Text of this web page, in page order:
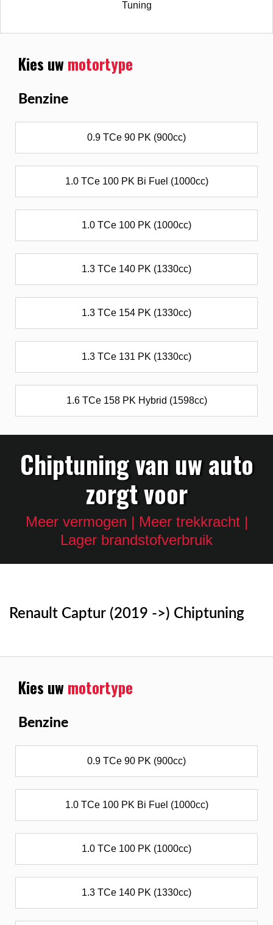
Tuning
Kies uwmotortype
Benzine
0.9 TCe 90 PK (900cc)
1.0 TCe 100 PK Bi Fuel (1000cc)
1.0 TCe 100 PK (1000cc)
1.3 TCe 140 PK (1330cc)
1.3 TCe 154 PK (1330cc)
1.3 TCe 131 PK (1330cc)
1.6 TCe 158 PK Hybrid (1598cc)
Chiptuning van uw auto
zorgt voor
Meer vermogen | Meer trekkracht |
Lager brandstofverbruik
Renault Captur (2019 ->) Chiptuning
Kies uwmotortype
Benzine
0.9 TCe 90 PK (900cc)
1.0 TCe 100 PK Bi Fuel (1000cc)
1.0 TCe 100 PK (1000cc)
1.3 TCe 140 PK (1330cc)